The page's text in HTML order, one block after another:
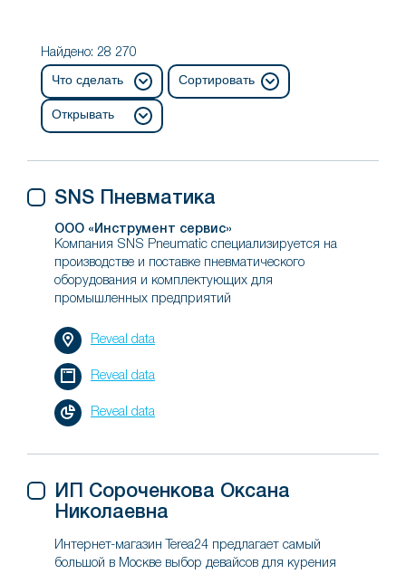
Найдено: 28 270
Что сделать Сортировать
Открывать
SNS Пневматика
ООО «Инструмент сервис»
Компания SNS Pneumatic специализируется на
производстве и поставке пневматического
оборудования и комплектующих для
промышленных предприятий
Reveal data
Reveal data
Reveal data
ИП Сороченкова Оксана
Николаевна
Интернет-магазин Terea24 предлагает самый
большой в Москве выбор девайсов для курения